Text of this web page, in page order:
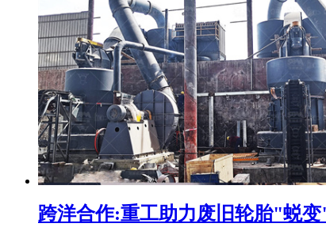
跨洋合作:重工助力废旧轮胎"蜕